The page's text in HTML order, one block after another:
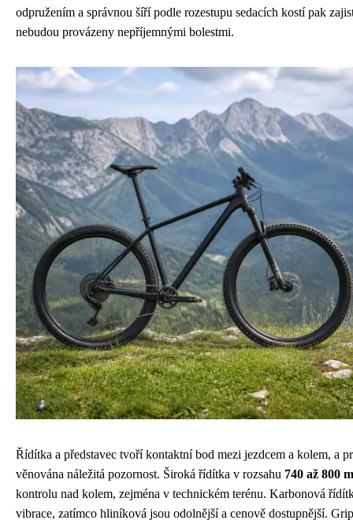
odpružením a správnou šíří podle rozestupu sedacích kostí pak
nebudou provázeny nepříjemnými bolestmi.
Řídítka a představec tvoří kontaktní bod mezi jezdcem a kolem, a
věnována náležitá pozornost. Široká řídítka v rozsahu 740 až 800
kontrolu nad kolem, zejména v technickém terénu. Karbonová
vibrace, zatímco hliníková jsou odolnější a cenově dostupnější.